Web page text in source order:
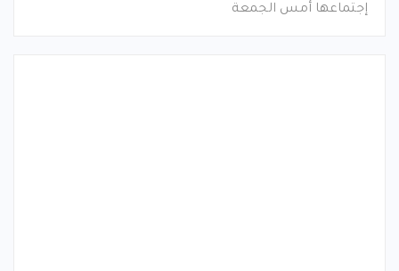
إجتماعها أمس الجمعة